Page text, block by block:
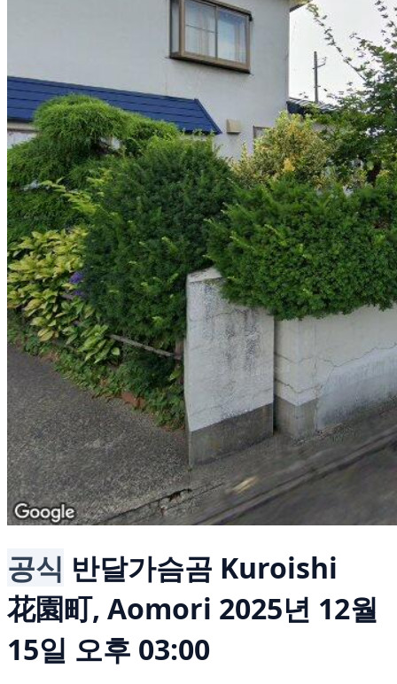
공식 반달가슴곰 Kuroishi
花園町, Aomori 2025년 12월
15일 오후 03:00